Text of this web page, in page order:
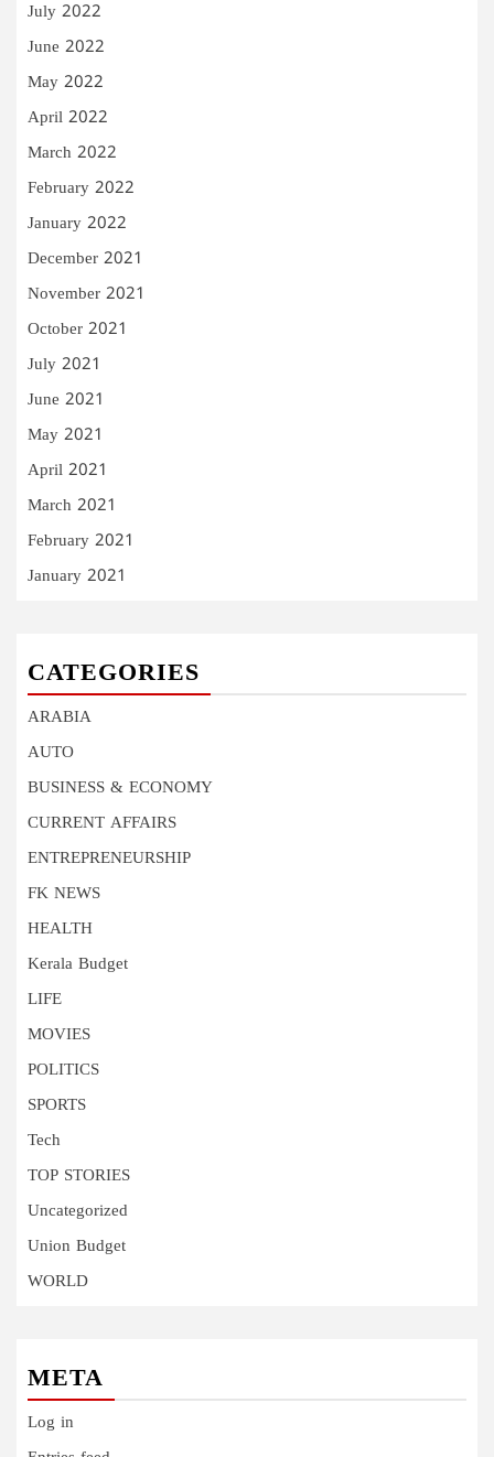
July 2022
June 2022
May 2022
April 2022
March 2022
February 2022
January 2022
December 2021
November 2021
October 2021
July 2021
June 2021
May 2021
April 2021
March 2021
February 2021
January 2021
CATEGORIES
ARABIA
AUTO
BUSINESS & ECONOMY
CURRENT AFFAIRS
ENTREPRENEURSHIP
FK NEWS
HEALTH
Kerala Budget
LIFE
MOVIES
POLITICS
SPORTS
Tech
TOP STORIES
Uncategorized
Union Budget
WORLD
META
Log in